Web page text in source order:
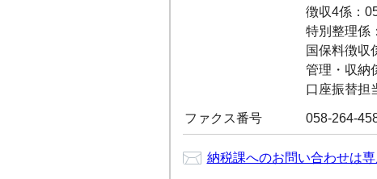
徴収4係：
特別整理係
国保料徴収
管理・収納
口座振替担
ファクス番号 058-264-
納税課へのお問い合わせは